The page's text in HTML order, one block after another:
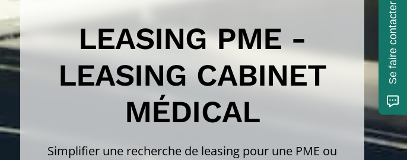
LEASING PME -
LEASING CABINET
MÉDICAL
Simplifier une recherche de leasing pour une PME ou
Se faire contacter